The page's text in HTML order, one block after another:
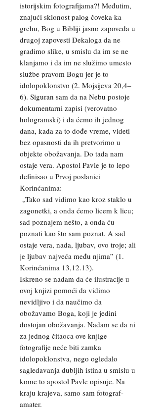
istorijskim fotografijama?! Međutim,
znajući sklonost palog čoveka ka
grehu, Bog u Bibliji jasno zapoveda u
drugoj zapovesti Dekaloga da ne
gradimo slike, u smislu da im se ne
klanjamo i da im ne služimo umesto
službe pravom Bogu jer je to
idolopoklonstvo (2. Mojsijeva 20,4–
6). Siguran sam da na Nebu postoje
dokumentarni zapisi (verovatno
hologramski) i da ćemo ih jednog
dana, kada za to dođe vreme, videti
bez opasnosti da ih pretvorimo u
objekte obožavanja. Do tada nam
ostaje vera. Apostol Pavle je to lepo
definisao u Prvoj poslanici
Korinćanima:
„Tako sad vidimo kao kroz staklo u
zagonetki, a onda ćemo licem k licu;
sad poznajem nešto, a onda ću
poznati kao što sam poznat. A sad
ostaje vera, nada, ljubav, ovo troje; ali
je ljubav najveća među njima” (1.
Korinćanima 13,12.13).
Iskreno se nadam da će ilustracije u
ovoj knjizi pomoći da vidimo
nevidljivo i da naučimo da
obožavamo Boga, koji je jedini
dostojan obožavanja. Nadam se da ni
za jednog čitaoca ove knjige
fotografije neće biti zamka
idolopoklonstva, nego ogledalo
sagledavanja dubljih istina u smislu u
kome to apostol Pavle opisuje. Na
kraju krajeva, samo sam fotograf-
amater.